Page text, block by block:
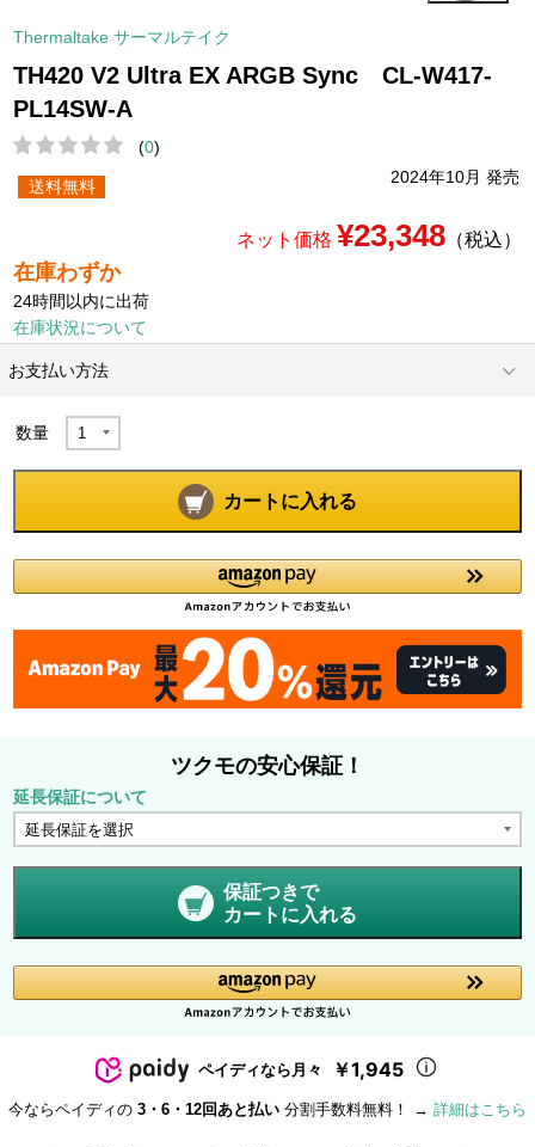
Thermaltake サーマルテイク
TH420 V2 Ultra EX ARGB Sync CL-W417-
PL14SW-A
(0)
2024年10月 発売
送料無料
ネット価格 ¥23,348（税込）
在庫わずか
24時間以内に出荷
在庫状況について
お支払い方法
数量
カートに入れる
ツクモの安心保証！
延長保証について
保証つきで
カートに入れる
ペイディなら月々 ￥1,945
今ならペイディの 3・6・12回あと払い 分割手数料無料！ → 詳細はこちら